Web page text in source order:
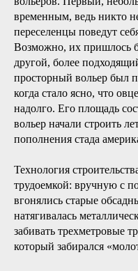
временным, ведь никто
переселенцы поведут
Возможно, их пришлось
другой, более
просторный вольер был
когда стало ясно, что
надолго. Его площадь
вольер начали строить
пополнения стада
Технология
трудоемкой: вручную с
вгонялись старые
натягивалась
забивать трехметровые
который забирался